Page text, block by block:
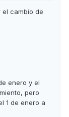
cambio de
enero y el
pero
1 de enero a